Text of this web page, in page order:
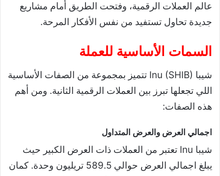
عالم العملات الرقمية، وفتحت الطريق أمام مشاريع
جديدة تحاول تستفيد من نفس الأفكار المرحة.
السمات الأساسية للعملة
شيبا Inu (SHIB) تتميز بمجموعة من الصفات الأساسية
اللي تجعلها تبرز بين العملات الرقمية الثانية. ومن أهم
هذه الصفات:
اجمالي العرض والعرض المتداول
شيبا Inu تعتبر من العملات ذات العرض الكبير حيث
يبلغ اجمالي العرض حوالي 589.5 تريليون وحدة. كمان